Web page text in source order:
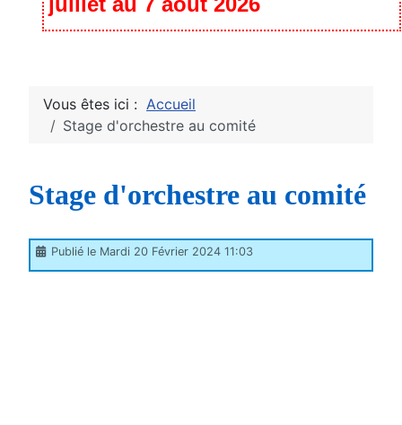
Vous êtes ici : Accueil
Stage d'orchestre au comité
Stage d'orchestre au comité
Publié le Mardi 20 Février 2024 11:03